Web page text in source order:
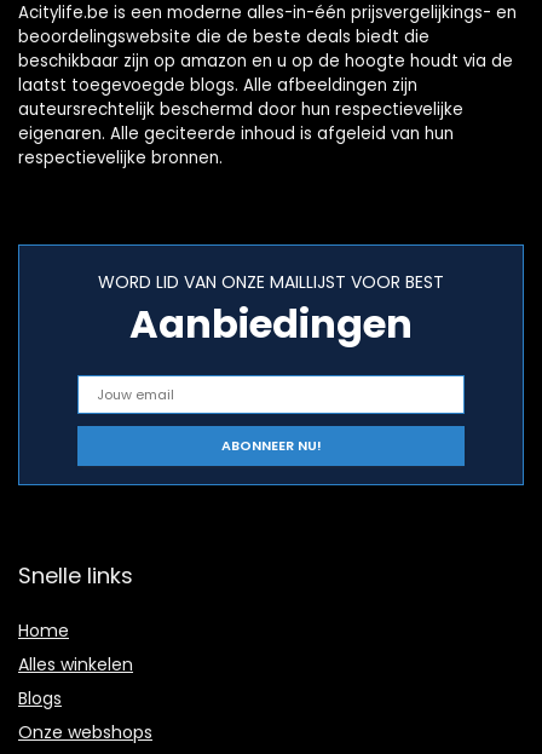
Acitylife.be is een moderne alles-in-één prijsvergelijkings- en
beoordelingswebsite die de beste deals biedt die
beschikbaar zijn op amazon en u op de hoogte houdt via de
laatst toegevoegde blogs. Alle afbeeldingen zijn
auteursrechtelijk beschermd door hun respectievelijke
eigenaren. Alle geciteerde inhoud is afgeleid van hun
respectievelijke bronnen.
WORD LID VAN ONZE MAILLIJST VOOR BEST
Aanbiedingen
Snelle links
Home
Alles winkelen
Blogs
Onze webshops